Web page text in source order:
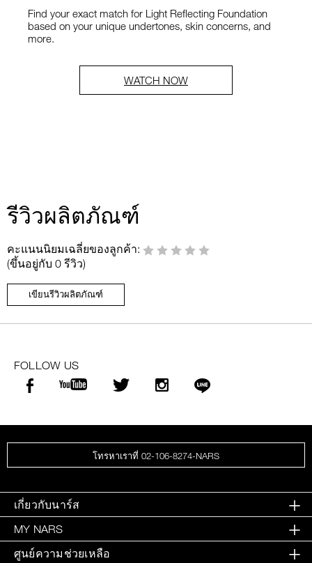
Find your exact match for Light Reflecting Foundation
based on your unique undertones, skin concerns, and
more.
WATCH NOW
รีวิวผลิตภัณฑ์
คะแนนนิยมเฉลี่ยของลูกค้า:
(ขึ้นอยู่กับ 0 รีวิว)
เขียนรีวิวผลิตภัณฑ์
FOLLOW US
โทรหาเราที่ 02-106-8274-NARS
เกี่ยวกับนาร์ส
MY NARS
ศูนย์ความช่วยเหลือ